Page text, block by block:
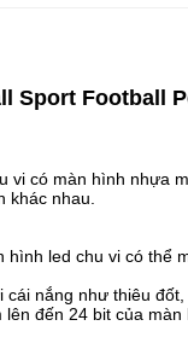
Sport Football
vi có màn hình nhựa
nhau.
led chu vi có thể
nắng như thiêu
đến 24 bit của